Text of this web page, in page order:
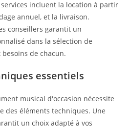
incluent la location à partir
annuel, et la livraison.
conseillers garantit un
dans la sélection de
de chacun.
essentiels
musical d'occasion nécessite
des éléments techniques. Une
un choix adapté à vos